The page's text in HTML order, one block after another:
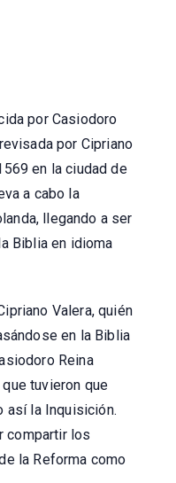
por Casiodoro
por Cipriano
en la ciudad de
a cabo la
llegando a ser
Biblia en idioma
Valera, quién
en la Biblia
Reina
tuvieron que
así la Inquisición.
compartir los
la Reforma como